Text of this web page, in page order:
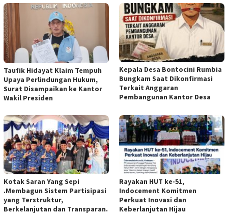
Taufik Hidayat Klaim Tempuh
Upaya Perlindungan Hukum,
Surat Disampaikan ke Kantor
Wakil Presiden
Kepala Desa Bontocini Rumbia
Bungkam Saat Dikonfirmasi
Terkait Anggaran
Pembangunan Kantor Desa
Kotak Saran Yang Sepi
.Membagun Sistem Partisipasi
yang Terstruktur,
Berkelanjutan dan Transparan.
Rayakan HUT ke-51,
Indocement Komitmen
Perkuat Inovasi dan
Keberlanjutan Hijau